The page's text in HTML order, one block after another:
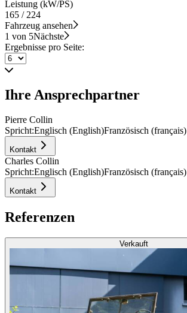
Leistung (kW/PS)
165 / 224
Fahrzeug ansehen
1 von 5Nächste
Ergebnisse pro Seite:
Ihre Ansprechpartner
Pierre Collin
Spricht:Englisch (English)Französisch (français)
Kontakt
Charles Collin
Spricht:Englisch (English)Französisch (français)
Kontakt
Referenzen
Verkauft